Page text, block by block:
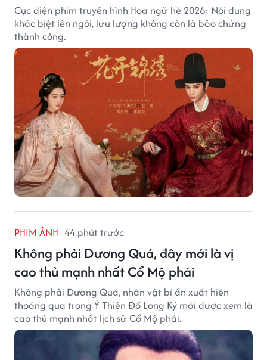
Cục diện phim truyền hình Hoa ngữ hè 2026: Nội dung
khác biệt lên ngôi, lưu lượng không còn là bảo chứng
thành công.
PHIM ẢNH 44 phút trước
Không phải Dương Quá, đây mới là vị
cao thủ mạnh nhất Cổ Mộ phái
Không phải Dương Quá, nhân vật bí ẩn xuất hiện
thoáng qua trong Ỷ Thiên Đồ Long Ký mới được xem là
cao thủ mạnh nhất lịch sử Cổ Mộ phái.